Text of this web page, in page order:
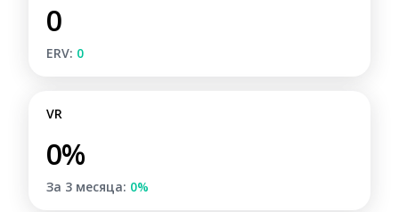
0
ERV: 0
VR
0%
За 3 месяца: 0%